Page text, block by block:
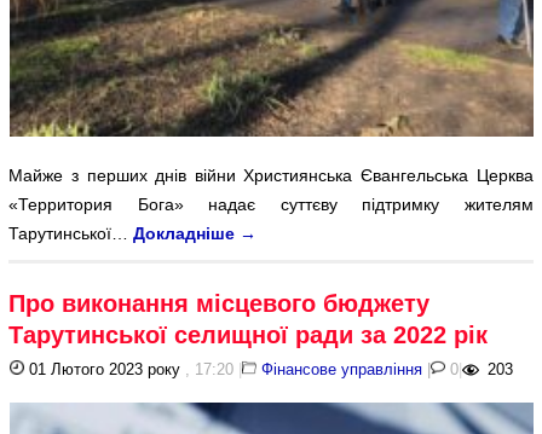
Майже з перших днів війни Християнська Євангельська Церква
«Территория Бога» надає суттєву підтримку жителям
Тарутинської…Докладніше →
Про виконання місцевого бюджету
Тарутинської селищної ради за 2022 рік
01 Лютого 2023 року , 17:20 | Фінансове управління | 0| 203